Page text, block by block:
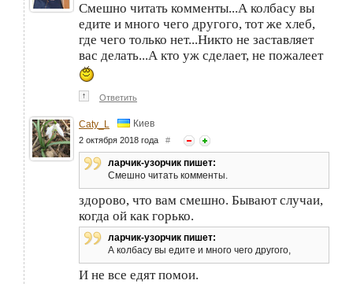
Смешно читать комменты...А колбасу вы
едите и много чего другого, тот же хлеб,
где чего только нет...Никто не заставляет
вас делать...А кто уж сделает, не пожалеет
↑ Ответить
Caty_L Киев
2 октября 2018 года #
ларчик-узорчик пишет:
Смешно читать комменты.
здорово, что вам смешно. Бывают случаи,
когда ой как горько.
ларчик-узорчик пишет:
А колбасу вы едите и много чего другого,
И не все едят помои.